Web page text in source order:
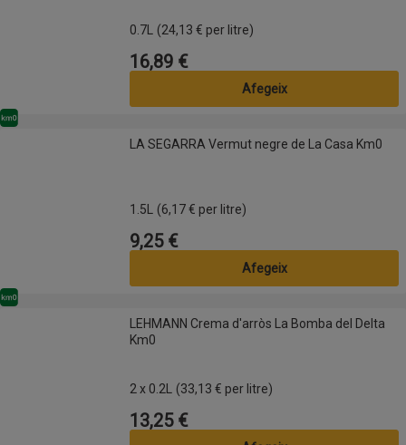
0.7L (24,13 € per litre)
Preu
16,89 €
Afegeix
LA SEGARRA Vermut negre de La Casa Km0
Km0
LA SEGARRA Vermut negre de La Casa Km0
1.5L (6,17 € per litre)
Preu
9,25 €
Afegeix
LEHMANN Crema d'arròs La Bomba del Delta Km0
Km0
LEHMANN Crema d'arròs La Bomba del Delta
Km0
2 x 0.2L (33,13 € per litre)
Preu
13,25 €